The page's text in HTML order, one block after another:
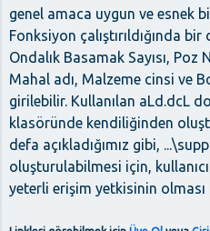
genel amaca uygun ve esnek
Fonksiyon çalıştırıldığında
Ondalık Basamak Sayısı, Poz
Mahal adı, Malzeme cinsi ve
girilebilir. Kullanılan aLd.dcL
klasöründe kendiliğinden
defa açıkladığımız gibi,
oluşturulabilmesi için,
yeterli erişim yetkisinin olması